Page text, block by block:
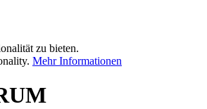
zu bieten.
Mehr Informationen